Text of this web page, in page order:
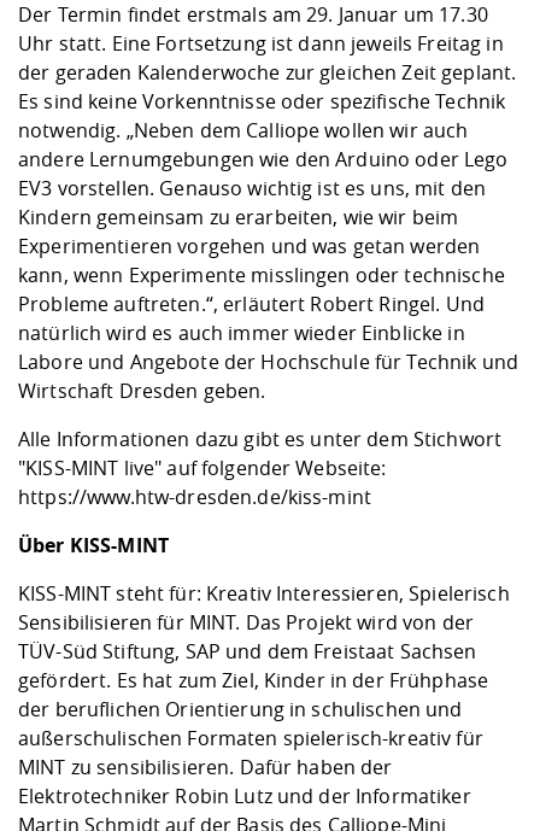
Der Termin findet erstmals am 29. Januar um 17.30
Uhr statt. Eine Fortsetzung ist dann jeweils Freitag in
der geraden Kalenderwoche zur gleichen Zeit geplant.
Es sind keine Vorkenntnisse oder spezifische Technik
notwendig. „Neben dem Calliope wollen wir auch
andere Lernumgebungen wie den Arduino oder Lego
EV3 vorstellen. Genauso wichtig ist es uns, mit den
Kindern gemeinsam zu erarbeiten, wie wir beim
Experimentieren vorgehen und was getan werden
kann, wenn Experimente misslingen oder technische
Probleme auftreten.“, erläutert Robert Ringel. Und
natürlich wird es auch immer wieder Einblicke in
Labore und Angebote der Hochschule für Technik und
Wirtschaft Dresden geben.
Alle Informationen dazu gibt es unter dem Stichwort
"KISS-MINT live" auf folgender Webseite:
https://www.htw-dresden.de/kiss-mint
Über KISS-MINT
KISS-MINT steht für: Kreativ Interessieren, Spielerisch
Sensibilisieren für MINT. Das Projekt wird von der
TÜV-Süd Stiftung, SAP und dem Freistaat Sachsen
gefördert. Es hat zum Ziel, Kinder in der Frühphase
der beruflichen Orientierung in schulischen und
außerschulischen Formaten spielerisch-kreativ für
MINT zu sensibilisieren. Dafür haben der
Elektrotechniker Robin Lutz und der Informatiker
Martin Schmidt auf der Basis des Calliope-Mini